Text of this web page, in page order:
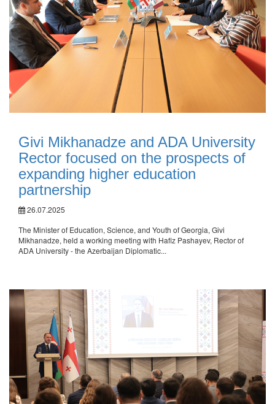
Givi Mikhanadze and ADA University
Rector focused on the prospects of
expanding higher education
partnership
26.07.2025
The Minister of Education, Science, and Youth of Georgia, Givi
Mikhanadze, held a working meeting with Hafiz Pashayev, Rector of
ADA University - the Azerbaijan Diplomatic...